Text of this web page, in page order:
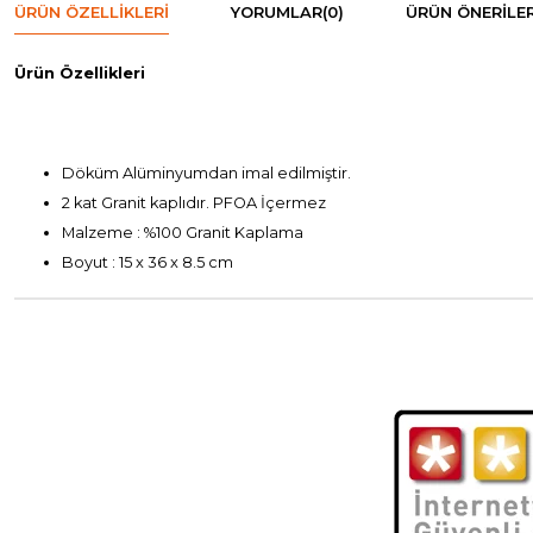
ÜRÜN ÖZELLIKLERI YORUMLAR(0) ÜRÜN
Ürün Özellikleri
Döküm Alüminyumdan imal edilmiştir.
2 kat Granit kaplıdır. PFOA İçermez
Malzeme : %100 Granit Kaplama
Boyut : 15 x 36 x 8.5 cm